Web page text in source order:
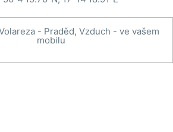
- Praděd, Vzduch - ve vašem
mobilu